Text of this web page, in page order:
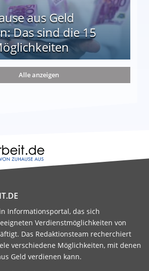
aus Geld
Das sind die 15
Alle anzeigen
Informationsportal, das sich
Verdienstmöglichkeiten von
Das Redaktionsteam recherchiert
verschiedene Möglichkeiten, mit denen
Geld verdienen kann.